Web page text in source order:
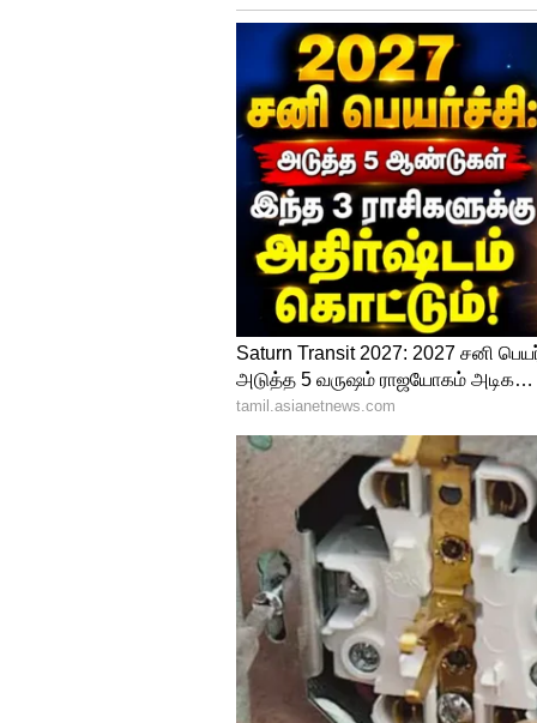
மருத்துவமனை அமைய உள்ள
கிலோமீட்டர் சுற்றளவுக்கு 12
எய்ம்ஸ் மருத்துவமனை அமைய
கிலோ மீட்டருக்கு சாலை
இதனிடையே ஓரிரு
என்றும், அதனைத் தொடர்ந்து
மாதங்களுக்குள் முடிக்கப்பட
தற்போது எய்ம்ஸ் கட்டுமான